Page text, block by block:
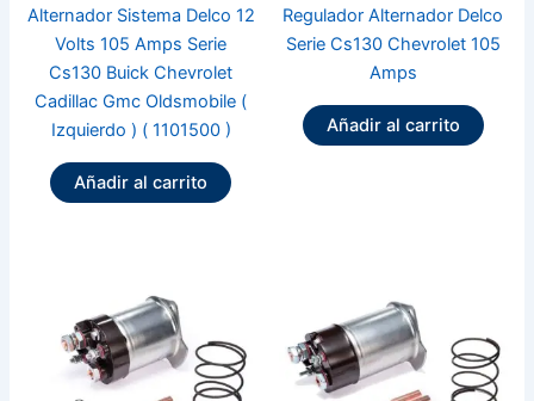
Alternador Sistema Delco 12
Volts 105 Amps Serie
Cs130 Buick Chevrolet
Cadillac Gmc Oldsmobile (
Izquierdo ) ( 1101500 )
Añadir al carrito
Regulador Alternador Delco
Serie Cs130 Chevrolet 105
Amps
Añadir al carrito